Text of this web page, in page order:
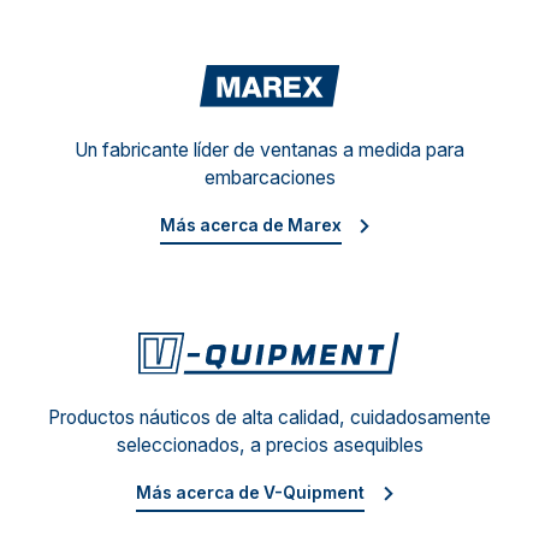
Un fabricante líder de ventanas a medida para
embarcaciones
Más acerca de Marex
Productos náuticos de alta calidad, cuidadosamente
seleccionados, a precios asequibles
Más acerca de V-Quipment